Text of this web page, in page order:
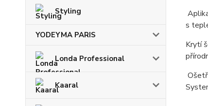
Styling
YODEYMA PARIS
Londa Professional
Kaaral
s
Krytí